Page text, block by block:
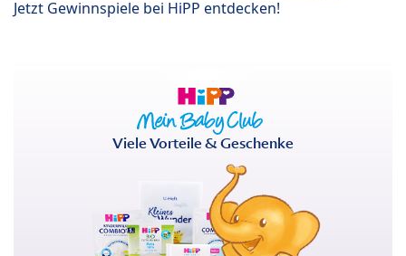
Jetzt Gewinnspiele bei HiPP entdecken!
Viele Vorteile & Geschenke